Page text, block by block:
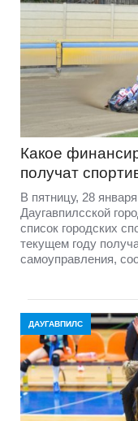
Какое
получат
В пятницу, 28
Даугавпилсской
список городских
текущем году
самоуправления,
ДАУГАВПИЛС